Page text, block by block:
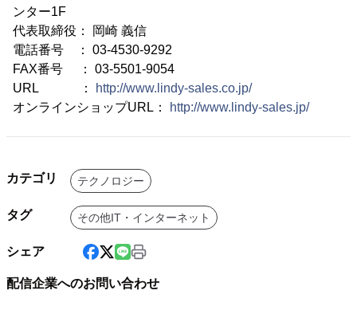
ンター1F
代表取締役： 岡崎 義信
電話番号 ： 03-4530-9292
FAX番号 ： 03-5501-9054
URL ：
http://www.lindy-sales.co.jp/
オンラインショップURL：
http://www.lindy-sales.jp/
カテゴリ テクノロジー
タグ その他IT・インターネット
シェア
配信企業へのお問い合わせ